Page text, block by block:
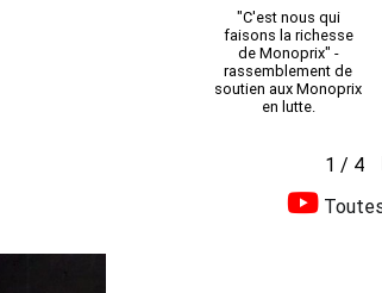
"C'est nous qui
faisons la richesse
de Monoprix" -
rassemblement de
soutien aux Monoprix
en lutte.
1 / 4